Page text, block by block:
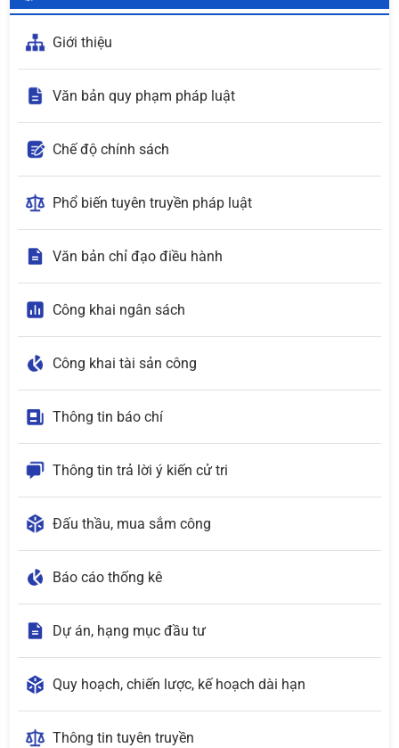
Giới thiệu
Văn bản quy phạm pháp luật
Chế độ chính sách
Phổ biến tuyên truyền pháp luật
Văn bản chỉ đạo điều hành
Công khai ngân sách
Công khai tài sản công
Thông tin báo chí
Thông tin trả lời ý kiến cử tri
Đấu thầu, mua sắm công
Báo cáo thống kê
Dự án, hạng mục đầu tư
Quy hoạch, chiến lược, kế hoạch dài hạn
Thông tin tuyên truyền